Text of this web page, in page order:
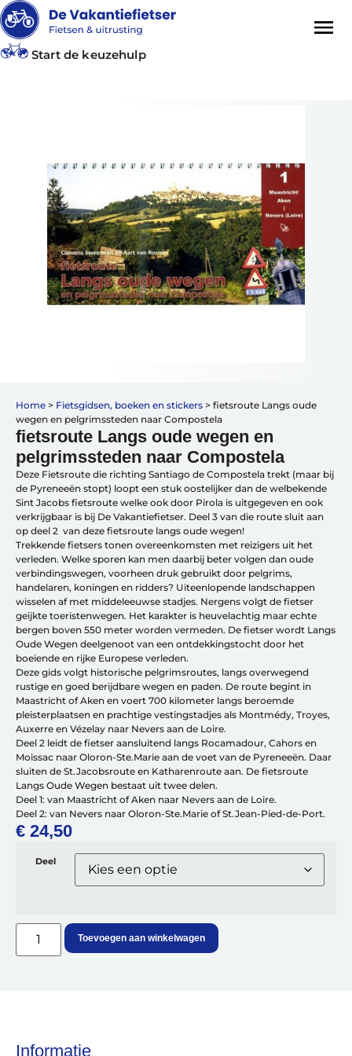
Vakantiefietsen
Intakelijst voor een vakantiefiets
Keuzehulp: Hoe kies je een vakantiefiets
Keuzehulp: Elektrische fiets
Merken
Fietsverzekering Afsluiten
Help mij bijhet
kiezenvan een fiets
Maak een afspraak
Over ons
Contact
De winkel
Blog
Kleding
Start de keuzehulp
Home > Fietsgidsen, boeken en stickers > fietsroute Langs oude
wegen en pelgrimssteden naar Compostela
fietsroute Langs oude wegen en
pelgrimssteden naar Compostela
Deze Fietsroute die richting Santiago de Compostela trekt (maar bij
de Pyreneeën stopt) loopt een stuk oostelijker dan de welbekende
Sint Jacobs fietsroute welke ook door Pirola is uitgegeven en ook
verkrijgbaar is bij De Vakantiefietser. Deel 3 van die route sluit aan
op deel 2 van deze fietsroute langs oude wegen!
Trekkende fietsers tonen overeenkomsten met reizigers uit het
verleden. Welke sporen kan men daarbij beter volgen dan oude
verbindingswegen, voorheen druk gebruikt door pelgrims,
handelaren, koningen en ridders? Uiteenlopende landschappen
wisselen af met middeleeuwse stadjes. Nergens volgt de fietser
geijkte toeristenwegen. Het karakter is heuvelachtig maar echte
bergen boven 550 meter worden vermeden. De fietser wordt Langs
Oude Wegen deelgenoot van een ontdekkingstocht door het
boeiende en rijke Europese verleden.
Deze gids volgt historische pelgrimsroutes, langs overwegend
rustige en goed berijdbare wegen en paden. De route begint in
Maastricht of Aken en voert 700 kilometer langs beroemde
pleisterplaatsen en prachtige vestingstadjes als Montmédy, Troyes,
Auxerre en Vézelay naar Nevers aan de Loire.
Deel 2 leidt de fietser aansluitend langs Rocamadour, Cahors en
Moissac naar Oloron-Ste.Marie aan de voet van de Pyreneeën. Daar
sluiten de St.Jacobsroute en Katharenroute aan. De fietsroute
Langs Oude Wegen bestaat uit twee delen.
Deel 1: van Maastricht of Aken naar Nevers aan de Loire.
Deel 2: van Nevers naar Oloron-Ste.Marie of St.Jean-Pied-de-Port.
€ 24,50
Deel
Toevoegen aan winkelwagen
Informatie